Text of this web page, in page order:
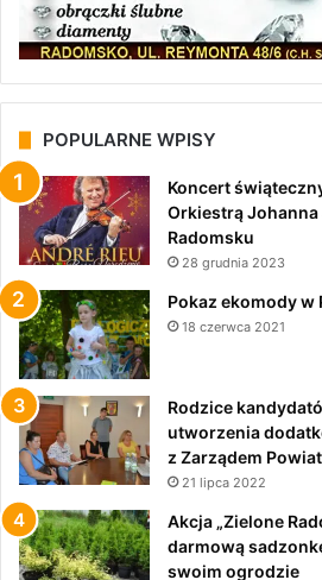
POPULARNE WPISY
Koncert
Orkiestrą Johanna
Radomsku
28 grudnia 2023
Pokaz ekomody w
18 czerwca 2021
Rodzice
utworzenia
z Zarządem
21 lipca 2022
Akcja „Zielone
darmową
swoim ogrodzie